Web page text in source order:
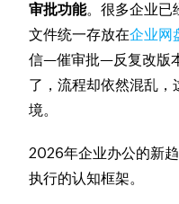
审批功能。很多企业已
文件统一存放在企业网
信—催审批—反复改版
了，流程却依然混乱，
境。
2026年企业办公的新
执行的认知框架。